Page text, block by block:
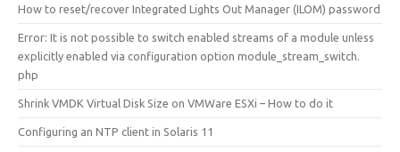
How to reset/recover Integrated Lights Out Manager (ILOM) password
Error: It is not possible to switch enabled streams of a module unless
explicitly enabled via configuration option module_stream_switch.
php
Shrink VMDK Virtual Disk Size on VMWare ESXi – How to do it
Configuring an NTP client in Solaris 11